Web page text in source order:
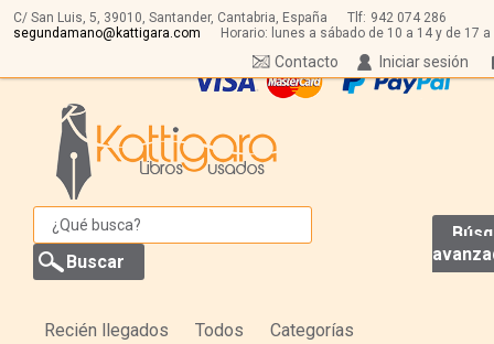
C/ San Luis, 5, 39010, Santander, Cantabria, España Tlf: 942 074 286
segundamano@kattigara.com
Horario: lunes a sábado de 10 a 14 y de 17 a
Iniciar sesión
Contacto
Recién llegados Todos Categorías